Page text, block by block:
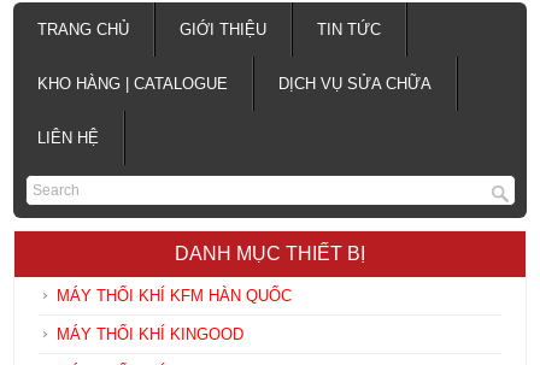
TRANG CHỦ GIỚI THIỆU TIN TỨC
KHO HÀNG | CATALOGUE DỊCH VỤ SỬA CHỮA
LIÊN HỆ
DANH MỤC THIẾT BỊ
MÁY THỔI KHÍ KFM HÀN QUỐC
MÁY THỔI KHÍ KINGOOD